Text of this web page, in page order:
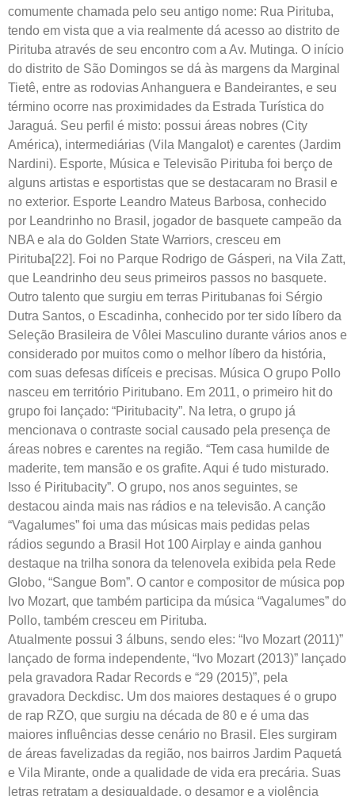
comumente chamada pelo seu antigo nome: Rua Pirituba,
tendo em vista que a via realmente dá acesso ao distrito de
Pirituba através de seu encontro com a Av. Mutinga. O início
do distrito de São Domingos se dá às margens da Marginal
Tietê, entre as rodovias Anhanguera e Bandeirantes, e seu
término ocorre nas proximidades da Estrada Turística do
Jaraguá. Seu perfil é misto: possui áreas nobres (City
América), intermediárias (Vila Mangalot) e carentes (Jardim
Nardini). Esporte, Música e Televisão Pirituba foi berço de
alguns artistas e esportistas que se destacaram no Brasil e
no exterior. Esporte Leandro Mateus Barbosa, conhecido
por Leandrinho no Brasil, jogador de basquete campeão da
NBA e ala do Golden State Warriors, cresceu em
Pirituba[22]. Foi no Parque Rodrigo de Gásperi, na Vila Zatt,
que Leandrinho deu seus primeiros passos no basquete.
Outro talento que surgiu em terras Piritubanas foi Sérgio
Dutra Santos, o Escadinha, conhecido por ter sido líbero da
Seleção Brasileira de Vôlei Masculino durante vários anos e
considerado por muitos como o melhor líbero da história,
com suas defesas difíceis e precisas. Música O grupo Pollo
nasceu em território Piritubano. Em 2011, o primeiro hit do
grupo foi lançado: “Piritubacity”. Na letra, o grupo já
mencionava o contraste social causado pela presença de
áreas nobres e carentes na região. “Tem casa humilde de
maderite, tem mansão e os grafite. Aqui é tudo misturado.
Isso é Piritubacity”. O grupo, nos anos seguintes, se
destacou ainda mais nas rádios e na televisão. A canção
“Vagalumes” foi uma das músicas mais pedidas pelas
rádios segundo a Brasil Hot 100 Airplay e ainda ganhou
destaque na trilha sonora da telenovela exibida pela Rede
Globo, “Sangue Bom”. O cantor e compositor de música pop
Ivo Mozart, que também participa da música “Vagalumes” do
Pollo, também cresceu em Pirituba.
Atualmente possui 3 álbuns, sendo eles: “Ivo Mozart (2011)”
lançado de forma independente, “Ivo Mozart (2013)” lançado
pela gravadora Radar Records e “29 (2015)”, pela
gravadora Deckdisc. Um dos maiores destaques é o grupo
de rap RZO, que surgiu na década de 80 e é uma das
maiores influências desse cenário no Brasil. Eles surgiram
de áreas favelizadas da região, nos bairros Jardim Paquetá
e Vila Mirante, onde a qualidade de vida era precária. Suas
letras retratam a desigualdade, o desamor e a violência